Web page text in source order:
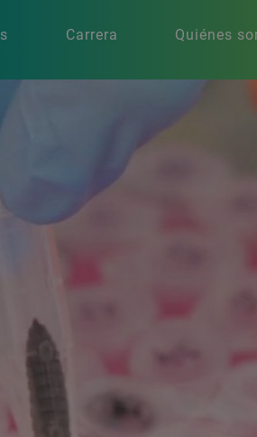
Carrera Quiénes